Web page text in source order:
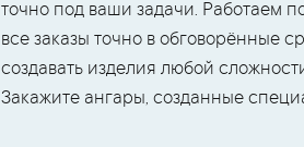
точно под ваши задачи. Работаем
все заказы точно в обговорённые
создавать изделия любой
Закажите ангары, созданные